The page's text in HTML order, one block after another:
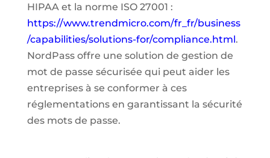
HIPAA et la norme ISO 27001 :
https://www.trendmicro.com/fr_fr/business
/capabilities/solutions-for/compliance.html.
NordPass offre une solution de gestion de
mot de passe sécurisée qui peut aider les
entreprises à se conformer à ces
réglementations en garantissant la sécurité
des mots de passe.